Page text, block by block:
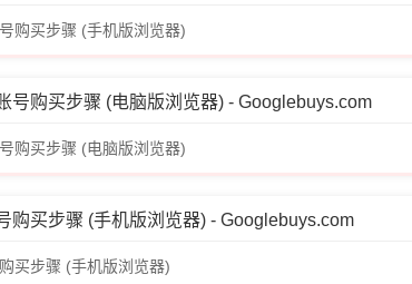
购买步骤 (手机版浏览器)
号购买步骤 (电脑版浏览器) - Googlebuys.com
购买步骤 (电脑版浏览器)
购买步骤 (手机版浏览器) - Googlebuys.com
买步骤 (手机版浏览器)